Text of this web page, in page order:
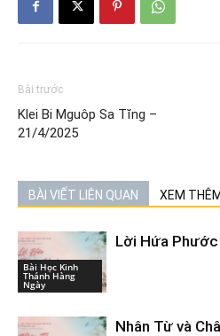
Bài trước
Klei Bi Mguôp Sa Tĭng –
21/4/2025
BÀI VIẾT LIÊN QUAN XEM THÊM
Bài Học Kinh
Thánh Hàng
Ngày
Lời Hứa
Nhân Từ và